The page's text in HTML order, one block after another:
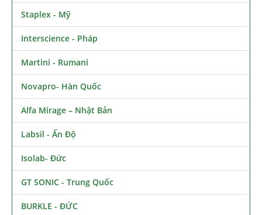
Staplex - Mỹ
Interscience - Pháp
Martini - Rumani
Novapro- Hàn Quốc
Alfa Mirage – Nhật Bản
Labsil - Ấn Độ
Isolab- Đức
GT SONIC - Trung Quốc
BURKLE - ĐỨC